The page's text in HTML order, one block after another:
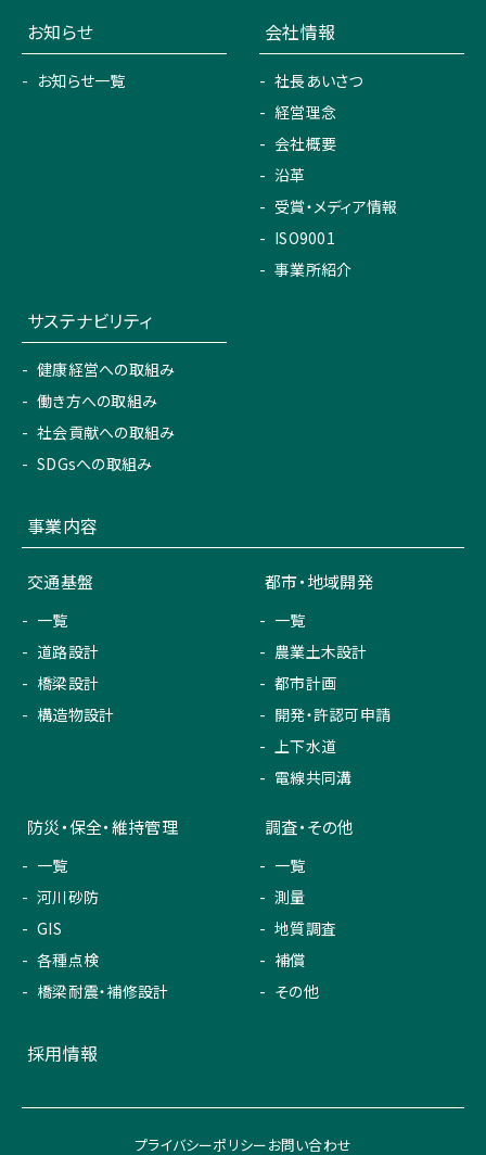
お知らせ
お知らせ一覧
会社情報
社長あいさつ
経営理念
会社概要
沿革
受賞・メディア情報
ISO9001
事業所紹介
サステナビリティ
健康経営への取組み
働き方への取組み
社会貢献への取組み
SDGsへの取組み
事業内容
交通基盤
一覧
道路設計
橋梁設計
構造物設計
都市・地域開発
一覧
農業土木設計
都市計画
開発・許認可申請
上下水道
電線共同溝
防災・保全・維持管理
一覧
河川砂防
GIS
各種点検
橋梁耐震・補修設計
調査・その他
一覧
測量
地質調査
補償
その他
採用情報
プライバシーポリシーお問い合わせ